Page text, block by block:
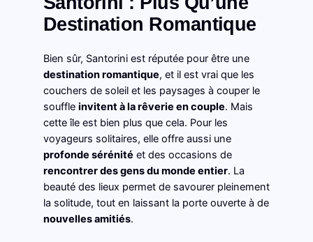
Destination Romantique
Bien sûr, Santorini est réputée pour être une
destination romantique, et il est vrai que les
couchers de soleil et les paysages à couper le
souffle invitent à la rêverie en couple. Mais
cette île est bien plus que cela. Pour les
voyageurs solitaires, elle offre aussi une
profonde sérénité et des occasions de
rencontrer des gens du monde entier. La
beauté des lieux permet de savourer pleinement
la solitude, tout en laissant la porte ouverte à de
nouvelles amitiés.